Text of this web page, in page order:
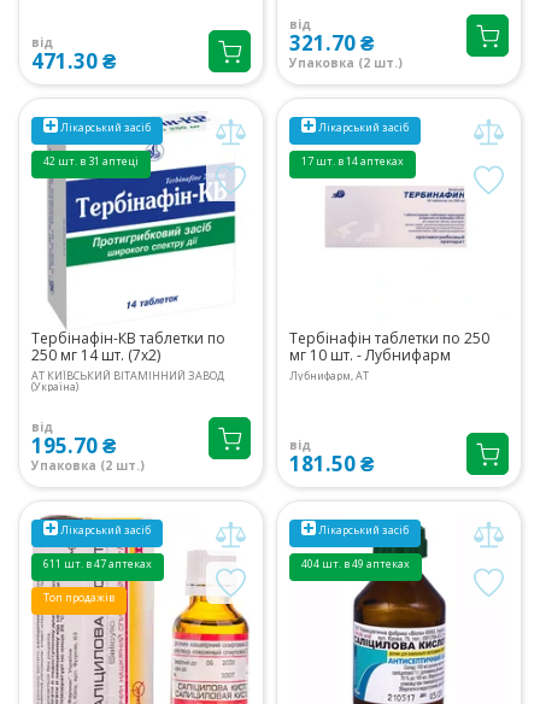
від
471.30 ₴
від
321.70 ₴
Упаковка (2 шт.)
Лікарський засіб
42 шт. в 31 аптеці
Тербінафін-КВ таблетки по
250 мг 14 шт. (7х2)
АТ КИЇВСЬКИЙ ВІТАМІННИЙ ЗАВОД
(Україна)
від
195.70 ₴
Упаковка (2 шт.)
Лікарський засіб
17 шт. в 14 аптеках
Тербінафін таблетки по 250
мг 10 шт. - Лубнифарм
Лубнифарм, АТ
від
181.50 ₴
Лікарський засіб
611 шт. в 47 аптеках
Топ продажів
Лікарський засіб
404 шт. в 49 аптеках